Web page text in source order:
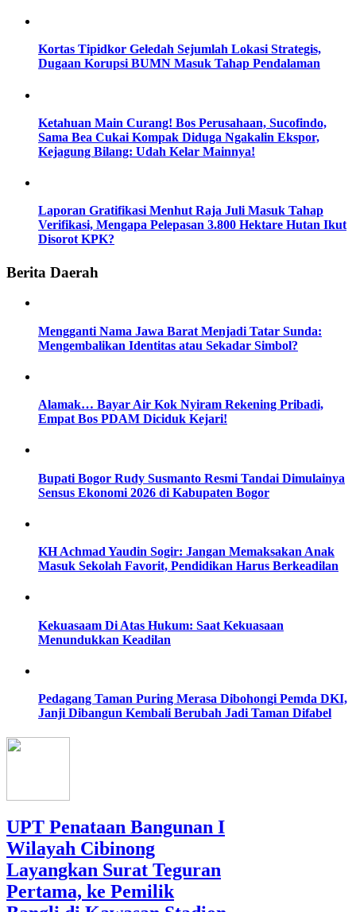
Kortas Tipidkor Geledah Sejumlah Lokasi Strategis,
Dugaan Korupsi BUMN Masuk Tahap Pendalaman
Ketahuan Main Curang! Bos Perusahaan, Sucofindo,
Sama Bea Cukai Kompak Diduga Ngakalin Ekspor,
Kejagung Bilang: Udah Kelar Mainnya!
Laporan Gratifikasi Menhut Raja Juli Masuk Tahap
Verifikasi, Mengapa Pelepasan 3.800 Hektare Hutan Ikut
Disorot KPK?
Berita Daerah
Mengganti Nama Jawa Barat Menjadi Tatar Sunda:
Mengembalikan Identitas atau Sekadar Simbol?
Alamak… Bayar Air Kok Nyiram Rekening Pribadi,
Empat Bos PDAM Diciduk Kejari!
Bupati Bogor Rudy Susmanto Resmi Tandai Dimulainya
Sensus Ekonomi 2026 di Kabupaten Bogor
KH Achmad Yaudin Sogir: Jangan Memaksakan Anak
Masuk Sekolah Favorit, Pendidikan Harus Berkeadilan
Kekuasaam Di Atas Hukum: Saat Kekuasaan
Menundukkan Keadilan
Pedagang Taman Puring Merasa Dibohongi Pemda DKI,
Janji Dibangun Kembali Berubah Jadi Taman Difabel
UPT Penataan Bangunan I
Wilayah Cibinong
Layangkan Surat Teguran
Pertama, ke Pemilik